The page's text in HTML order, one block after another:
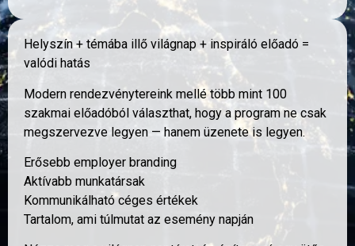
Helyszín + témába illő világnap + inspiráló előadó =
valódi hatás
Modern rendezvénytereink mellé több mint 100
szakmai előadóból választhat, hogy a program ne csak
megszervezve legyen — hanem üzenete is legyen.
Erősebb employer branding
Aktívabb munkatársak
Kommunikálható céges értékek
Tartalom, ami túlmutat az esemény napján